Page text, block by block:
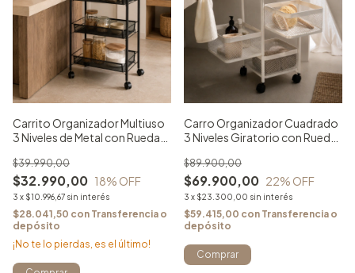
Carrito Organizador Multiuso
3 Niveles de Metal con Ruedas
$32.990,00
$39.990,00
18% OFF
3 x $10.996,67 sin interés
$28.041,50 con Transferencia o
depósito
¡No te lo pierdas, es el último!
Carro Organizador Cuadrado
3 Niveles Giratorio con Ruedas
$69.900,00
$89.900,00
22% OFF
3 x $23.300,00 sin interés
$59.415,00 con Transferencia o
depósito